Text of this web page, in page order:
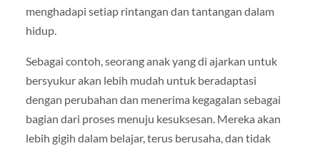
menghadapi setiap rintangan dan tantangan dalam
hidup.
Sebagai contoh, seorang anak yang di ajarkan untuk
bersyukur akan lebih mudah untuk beradaptasi
dengan perubahan dan menerima kegagalan sebagai
bagian dari proses menuju kesuksesan. Mereka akan
lebih gigih dalam belajar, terus berusaha, dan tidak